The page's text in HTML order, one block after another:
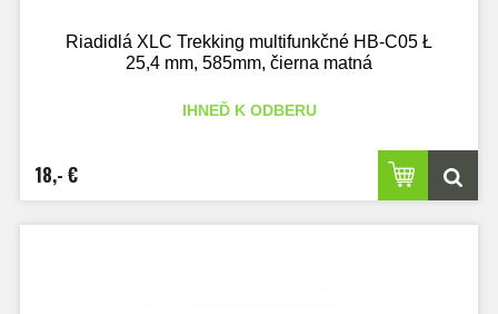
Riadidlá XLC Trekking multifunkčné HB-C05 Ł
25,4 mm, 585mm, čierna matná
IHNEĎ K ODBERU
18,- €